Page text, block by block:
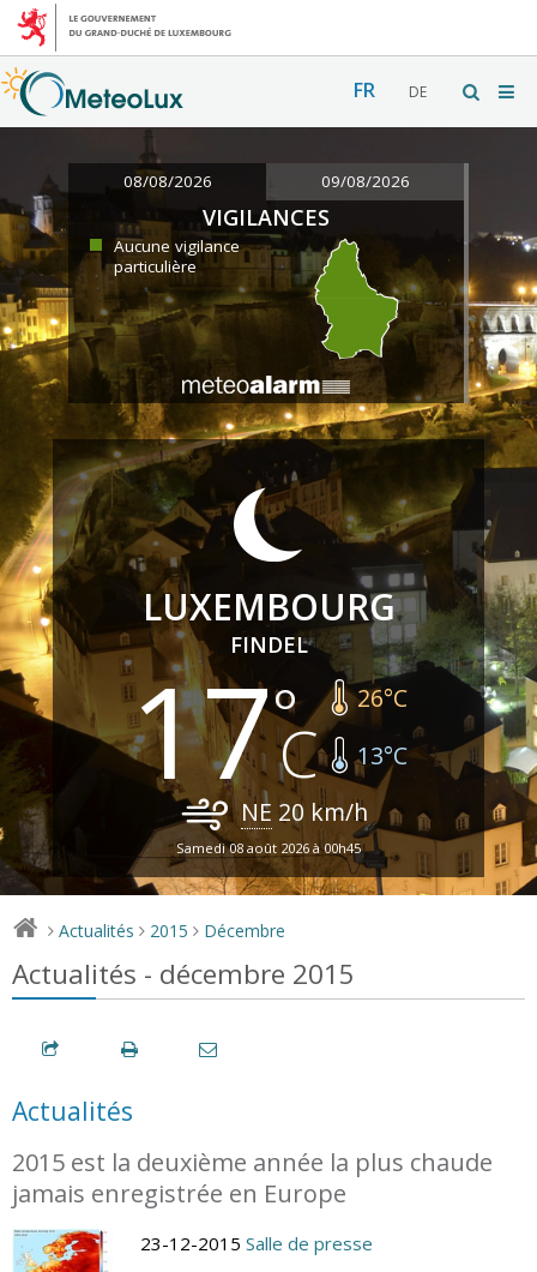
FR DE
08/08/2026 09/08/2026
VIGILANCES
Aucune vigilance
particulière
LUXEMBOURG
FINDEL
17 26°C
13°C
NE 20 km/h
Samedi 08 août 2026 à 00h45
> Actualités > 2015 > Décembre
Actualités - décembre 2015
Actualités
2015 est la deuxième année la plus chaude
jamais enregistrée en Europe
23-12-2015 Salle de presse